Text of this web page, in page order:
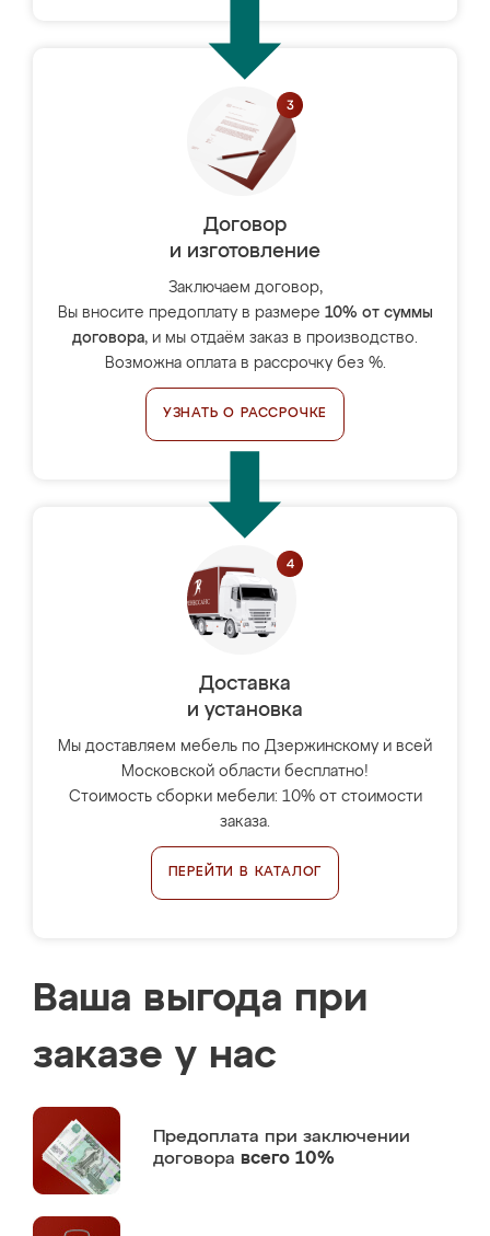
Договор
и изготовление
Заключаем договор,
Вы вносите предоплату в размере 10% от суммы
договора, и мы отдаём заказ в производство.
Возможна оплата в рассрочку без %.
УЗНАТЬ О РАССРОЧКЕ
Доставка
и установка
Мы доставляем мебель по Дзержинскому и всей
Московской области бесплатно!
Стоимость сборки мебели: 10% от стоимости
заказа.
ПЕРЕЙТИ В КАТАЛОГ
Ваша выгода при
заказе у нас
Предоплата при заключении
договора всего 10%